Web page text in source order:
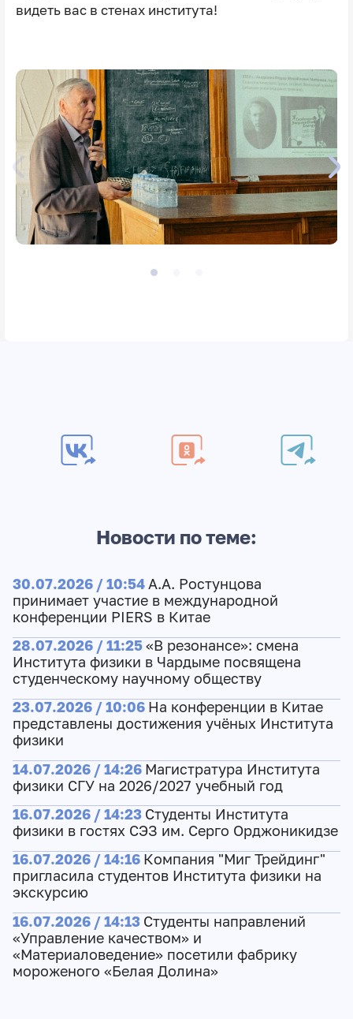
видеть вас в стенах института!
Новости по теме:
30.07.2026 / 10:54 А.А. Ростунцова
принимает участие в международной
конференции PIERS в Китае
28.07.2026 / 11:25«В резонансе»: смена
Института физики в Чардыме посвящена
студенческому научному обществу
23.07.2026 / 10:06 На конференции в Китае
представлены достижения учёных Института
физики
14.07.2026 / 14:26 Магистратура Института
физики СГУ на 2026/2027 учебный год
16.07.2026 / 14:23 Студенты Института
физики в гостях СЭЗ им. Серго Орджоникидзе
16.07.2026 / 14:16 Компания "Миг Трейдинг"
пригласила студентов Института физики на
экскурсию
16.07.2026 / 14:13 Студенты направлений
«Управление качеством» и
«Материаловедение» посетили фабрику
мороженого «Белая Долина»